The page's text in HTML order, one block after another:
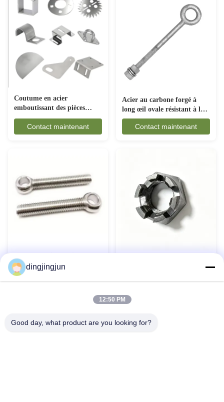
Coutume en acier
emboutissant des pièces
anticorrosion pour
l'industrie automobile
Contact maintenant
Acier au carbone forgé à
long œil ovale résistant à la
rouille pour les engins
maritimes
Contact maintenant
inoxydable 304 316 DIN444
Boulons à œil Boulon à œil
composants aérospatiaux
dingjingjun
12:50 PM
Good day, what product are you looking for?